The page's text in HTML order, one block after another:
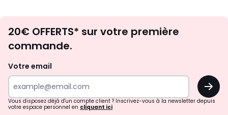
d'inspirations
surprises?
20€ OFFERTS* sur votre première
commande.
Votre email
OK
Vous disposez déjà d'un compte client ? Inscrivez-vous à la newsletter depuis
votre espace personnel en cliquant ici